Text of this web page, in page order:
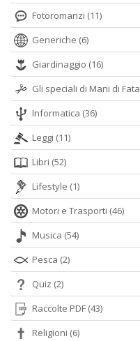
Fotoromanzi (11)
Generiche (6)
Giardinaggio (16)
Gli speciali di Mani di Fata
Informatica (36)
Leggi (11)
Libri (52)
Lifestyle (1)
Motori e Trasporti (46)
Musica (54)
Pesca (2)
Quiz (2)
Raccolte PDF (43)
Religioni (6)